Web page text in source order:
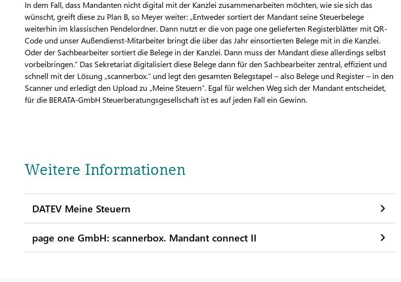
In dem Fall, dass Mandanten nicht digital mit der Kanzlei zusammenarbeiten möchten, wie sie sich das
wünscht, greift diese zu Plan B, so Meyer weiter: „Entweder sortiert der Mandant seine Steuerbelege
weiterhin im klassischen Pendelordner. Dann nutzt er die von page one gelieferten Registerblätter mit QR-
Code und unser Außendienst-Mitarbeiter bringt die über das Jahr einsortierten Belege mit in die Kanzlei.
Oder der Sachbearbeiter sortiert die Belege in der Kanzlei. Dann muss der Mandant diese allerdings selbst
vorbeibringen.“ Das Sekretariat digitalisiert diese Belege dann für den Sachbearbeiter zentral, effizient und
schnell mit der Lösung „scannerbox.“ und legt den gesamten Belegstapel – also Belege und Register – in den
Scanner und erledigt den Upload zu „Meine Steuern“. Egal für welchen Weg sich der Mandant entscheidet,
für die BERATA-GmbH Steuerberatungsgesellschaft ist es auf jeden Fall ein Gewinn.
Weitere Informationen
DATEV Meine Steuern
page one GmbH: scannerbox. Mandant connect II